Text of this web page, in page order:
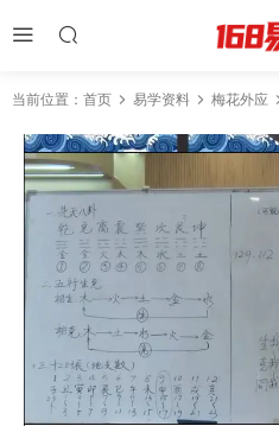
当前位置： 首页 易学资料 梅花外应